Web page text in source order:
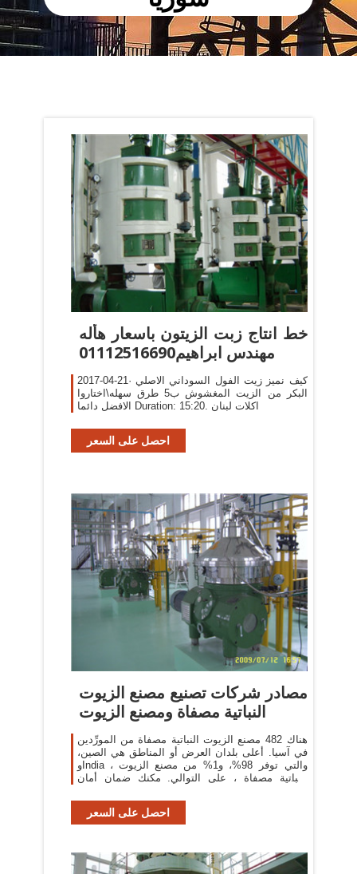
‫خط انتاج زبت الزيتون باسعار هأله
مهندس ابراهيم01112516690
2017-04-21· كيف نميز زيت الفول السوداني الاصلي
البكر من الزيت المغشوش ب5 طرق سهله\اختاروا
الافضل دائما Duration: 15:20. اكلات لبنان
احصل على السعر
مصادر شركات تصنيع مصنع الزيوت
النباتية مصفاة ومصنع الزيوت
هناك 482 مصنع الزيوت النباتية مصفاة من المورِّدين
في آسيا. أعلى بلدان العرض أو المناطق هي الصين،
وIndia ، والتي توفر 98%، و1% من مصنع الزيوت
النباتية مصفاة ، على التوالي. مكنك ضمان أمان
احصل على السعر